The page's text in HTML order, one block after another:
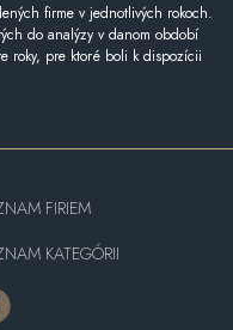
firme v jednotlivých rokoch.
do analýzy v danom období
roky, pre ktoré boli k dispozícii
FIRIEM
KATEGÓRII